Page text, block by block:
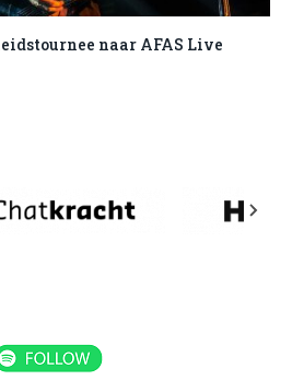
naar AFAS Live